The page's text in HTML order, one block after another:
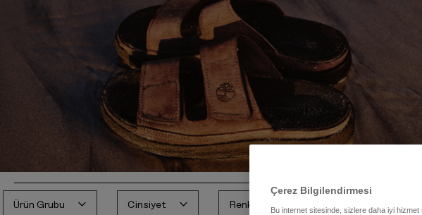
Ürün Grubu Cinsiyet Renk
Çerez Bilgilendirmesi
Bu internet sitesinde, sizlere daha iyi hizmet